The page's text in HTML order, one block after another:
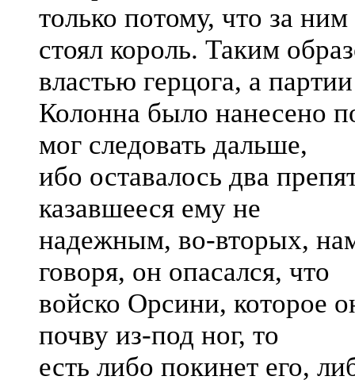
только потому, что за ним
стоял король. Таким
властью герцога, а партии
Колонна было нанесено
мог следовать дальше,
ибо оставалось два
казавшееся ему не
надежным, во-вторых,
говоря, он опасался, что
войско Орсини, которое
почву из-под ног, то
есть либо покинет его,